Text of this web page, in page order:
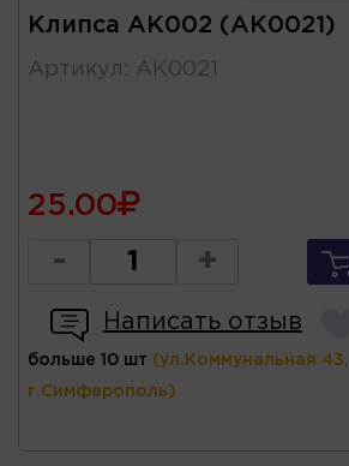
Клипса AK002 (AK0021)
Артикул : AK0021
25.00
- +
Написать отзыв
больше 10 шт (ул.Коммунальная 43,
г.Симферополь)